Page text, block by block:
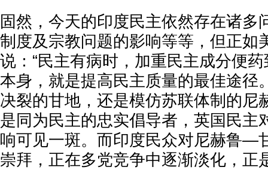
固然，今天的印度民主依然存在诸多
制度及宗教问题的影响等等，但正如
说：“民主有病时，加重民主成分便
本身，就是提高民主质量的最佳途径
决裂的甘地，还是模仿苏联体制的尼
是同为民主的忠实倡导者，英国民主
响可见一斑。而印度民众对尼赫鲁—
崇拜，正在多党竞争中逐渐淡化，正